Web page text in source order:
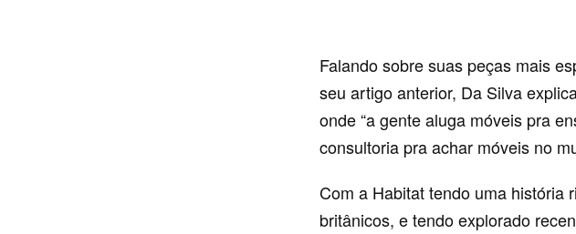
Falando sobre suas peças mais
seu artigo anterior, Da Silva
onde “a gente aluga móveis pra
consultoria pra achar móveis no
Com a Habitat tendo uma história
britânicos, e tendo explorado